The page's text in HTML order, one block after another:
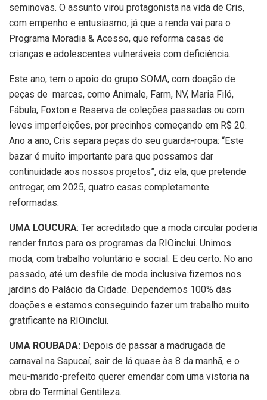
seminovas. O assunto virou protagonista na vida de Cris,
com empenho e entusiasmo, já que a renda vai para o
Programa Moradia & Acesso, que reforma casas de
crianças e adolescentes vulneráveis com deficiência.
Este ano, tem o apoio do grupo SOMA, com doação de
peças de marcas, como Animale, Farm, NV, Maria Filó,
Fábula, Foxton e Reserva de coleções passadas ou com
leves imperfeições, por precinhos começando em R$ 20.
Ano a ano, Cris separa peças do seu guarda-roupa: “Este
bazar é muito importante para que possamos dar
continuidade aos nossos projetos”, diz ela, que pretende
entregar, em 2025, quatro casas completamente
reformadas.
UMA LOUCURA: Ter acreditado que a moda circular poderia
render frutos para os programas da RIOinclui. Unimos
moda, com trabalho voluntário e social. E deu certo. No ano
passado, até um desfile de moda inclusiva fizemos nos
jardins do Palácio da Cidade. Dependemos 100% das
doações e estamos conseguindo fazer um trabalho muito
gratificante na RIOinclui.
UMA ROUBADA: Depois de passar a madrugada de
carnaval na Sapucaí, sair de lá quase às 8 da manhã, e o
meu-marido-prefeito querer emendar com uma vistoria na
obra do Terminal Gentileza.